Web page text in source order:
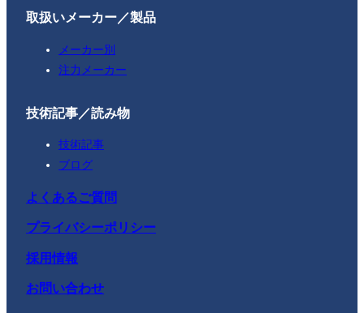
取扱いメーカー／製品
メーカー別
注力メーカー
技術記事／読み物
技術記事
ブログ
よくあるご質問
プライバシーポリシー
採用情報
お問い合わせ